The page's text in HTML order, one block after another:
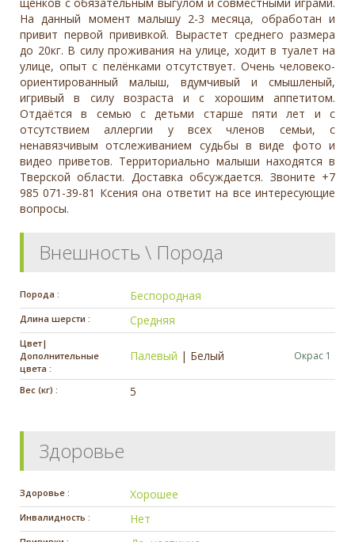
На данный момент малышу 2-3 месяца, обработан и
привит первой прививкой. Вырастет среднего размера
до 20кг. В силу проживания на улице, ходит в туалет на
улице, опыт с пелёнками отсутствует. Очень человеко-
ориентированный малыш, вдумчивый и смышленый,
игривый в силу возраста и с хорошим аппетитом.
Отдаётся в семью с детьми старше пяти лет и с
отсутствием аллергии у всех членов семьи, с
ненавязчивым отслеживанием судьбы в виде фото и
видео приветов. Территориально малыши находятся в
Тверской области. Доставка обсуждается. Звоните +7
985 071-39-81 Ксения она ответит на все интересующие
вопросы.
Внешность \ Порода
Порода : Беспородная
Длина шерсти : Средняя
Цвет|
Дополнительные
цвета :
Палевый | Белый Окрас 1
Вес (кг) : 5
Здоровье
Здоровье : Хорошее
Инвалидность : Нет